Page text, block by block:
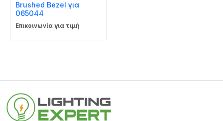
Brushed Bezel για
065044
Επικοινωνία για τιμή